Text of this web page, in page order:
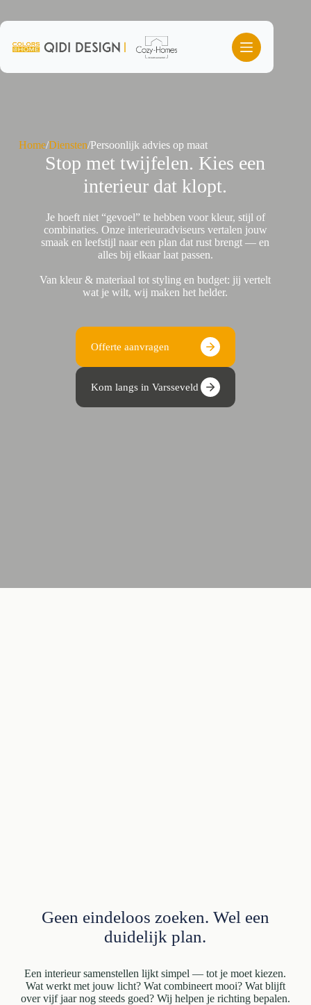
de
inhoud
Home/Diensten/Persoonlijk advies op maat
Stop met twijfelen. Kies een
interieur dat klopt.
Je hoeft niet “gevoel” te hebben voor kleur, stijl of
combinaties. Onze interieuradviseurs vertalen jouw
smaak en leefstijl naar een plan dat rust brengt — en
alles bij elkaar laat passen.
Van kleur & materiaal tot styling en budget: jij vertelt
wat je wilt, wij maken het helder.
Offerte aanvragen
Kom langs in Varsseveld
Geen eindeloos zoeken. Wel een
duidelijk plan.
Een interieur samenstellen lijkt simpel — tot je moet kiezen.
Wat werkt met jouw licht? Wat combineert mooi? Wat blijft
over vijf jaar nog steeds goed? Wij helpen je richting bepalen.